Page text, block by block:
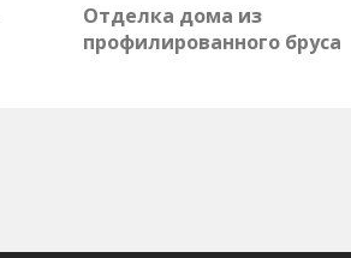
Отделка дома из
профилированного бруса